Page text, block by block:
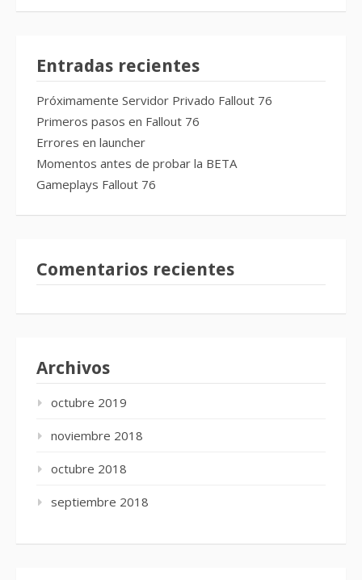
Entradas recientes
Próximamente Servidor Privado Fallout 76
Primeros pasos en Fallout 76
Errores en launcher
Momentos antes de probar la BETA
Gameplays Fallout 76
Comentarios recientes
Archivos
octubre 2019
noviembre 2018
octubre 2018
septiembre 2018